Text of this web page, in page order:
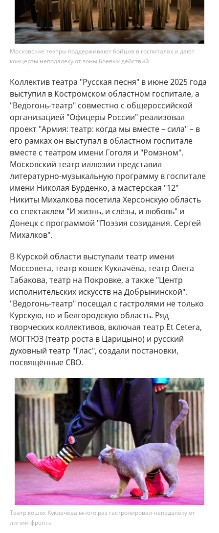
Московские театры поддерживают бойцов в госпиталях и дают
концерты неподалёку от зоны боевых действий
Коллектив театра "Русская песня" в июне 2025 года
выступил в Костромском областном госпитале, а
"Ведогонь-театр" совместно с общероссийской
организацией "Офицеры России" реализовал
проект "Армия: театр: когда мы вместе – сила" – в
его рамках он выступал в областном госпитале
вместе с театром имени Гоголя и "Ромэном".
Московский театр иллюзии представил
литературно-музыкальную программу в госпитале
имени Николая Бурденко, а мастерская "12"
Никиты Михалкова посетила Херсонскую область
со спектаклем "И жизнь, и слёзы, и любовь" и
Донецк с программой "Поэзия созидания. Сергей
Михалков".
В Курской области выступали театр имени
Моссовета, театр кошек Куклачёва, театр Олега
Табакова, театр на Покровке, а также "Центр
исполнительских искусств на Добрынинской".
"Ведогонь-театр" посещал с гастролями не только
Курскую, но и Белгородскую область. Ряд
творческих коллективов, включая театр Et Cetera,
МОГТЮЗ (театр роста в Царицыно) и русский
духовный театр "Глас", создали постановки,
посвящённые СВО.
Театр кошек Куклачёва много раз гастролировал неподалёку от
линии фронта